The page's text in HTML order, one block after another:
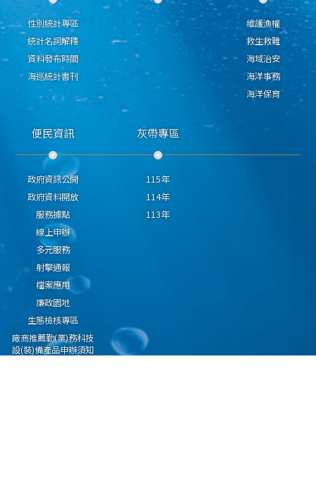
性別統計專區
統計名詞解釋
資料發布時間
海巡統計書刊
維護漁權
救生救難
海域治安
海洋事務
海洋保育
便民資訊
政府資訊公開
政府資料開放
服務據點
線上申辦
多元服務
射擊通報
檔案應用
廉政園地
生態檢核專區
廠商推薦勤(業)務科技
設(裝)備產品申辦須知
灰帶專區
115年
114年
113年